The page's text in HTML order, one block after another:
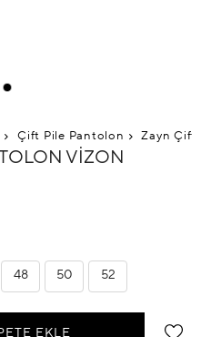
Çift Pile Pantolon Zayn Çift
VIZON
48 50 52